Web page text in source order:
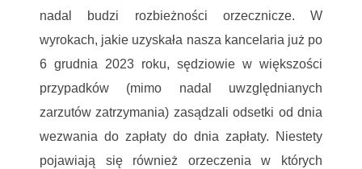
nadal budzi rozbieżności orzecznicze. W
wyrokach, jakie uzyskała nasza kancelaria już po
6 grudnia 2023 roku, sędziowie w większości
przypadków (mimo nadal uwzględnianych
zarzutów zatrzymania) zasądzali odsetki od dnia
wezwania do zapłaty do dnia zapłaty. Niestety
pojawiają się również orzeczenia w których